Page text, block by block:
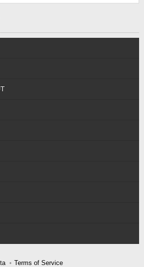
Terms of Service